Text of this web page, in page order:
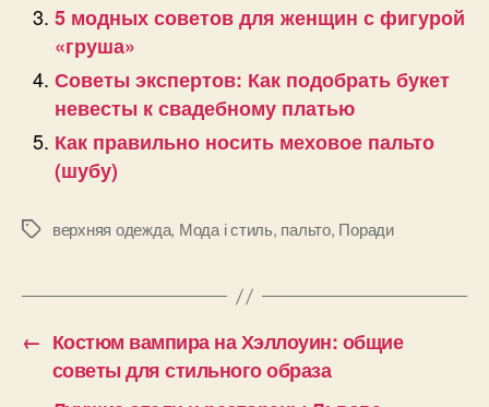
5 модных советов для женщин с фигурой
«груша»
Советы экспертов: Как подобрать букет
невесты к свадебному платью
Как правильно носить меховое пальто
(шубу)
Позначкиверхняя одежда, Мода і стиль, пальто, Поради
← Костюм вампира на Хэллоуин: общие
советы для стильного образа